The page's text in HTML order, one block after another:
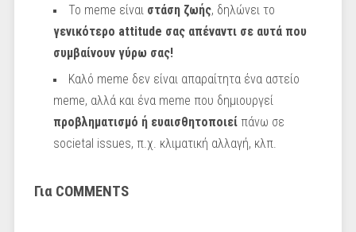
Το meme είναι στάση ζωής, δηλώνει το
γενικότερο attitude σας απέναντι σε αυτά που
συμβαίνουν γύρω σας!
Καλό meme δεν είναι απαραίτητα ένα αστείο
meme, αλλά και ένα meme που δημιουργεί
προβληματισμό ή ευαισθητοποιείπάνω σε
societal issues, π.χ. κλιματική αλλαγή, κλπ.
Για COMMENTS